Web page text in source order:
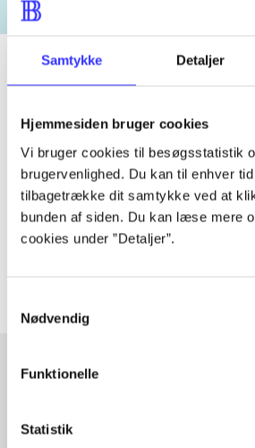
Samtykke Detaljer
Hjemmesiden bruger cookies
Vi bruger cookies til besøgsstatistik
brugervenlighed. Du kan til enhver
tilbagetrække dit samtykke ved at
bunden af siden. Du kan læse mere
cookies under ”Detaljer”.
Nødvendig
Funktionelle
Statistik
Tidsskrift
Artiklen er en del af
lorem ipsum dolor sit amet
Tidsskrift
handler ofte om
Fra